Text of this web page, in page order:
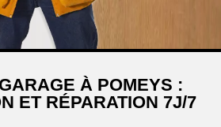
À POMEYS :
ET RÉPARATION 7J/7